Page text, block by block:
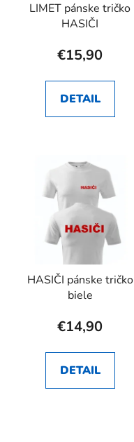
LIMET pánske tričko
HASIČI
€15,90
DETAIL
HASIČI pánske tričko
biele
€14,90
DETAIL